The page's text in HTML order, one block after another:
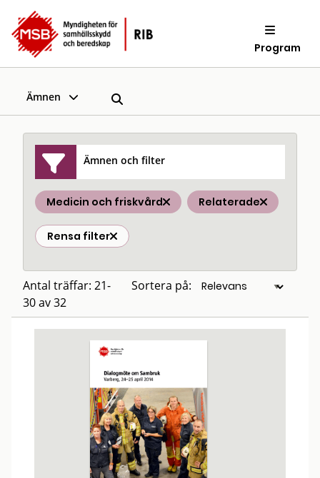
Program
Ämnen
Ämnen och filter
Medicin och friskvård Relaterade
Rensa filter
Antal träffar: 21-
30 av 32
Sortera på: